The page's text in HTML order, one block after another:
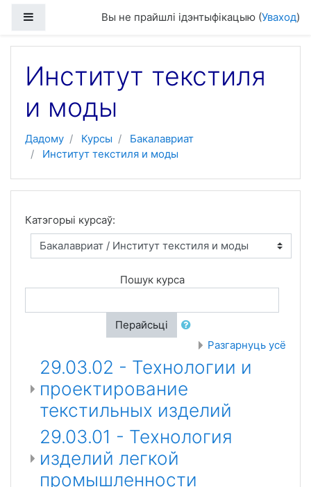
Бакавая панэльВы не прайшлі ідэнтыфікацыю (Уваход)
Институт текстиля
и моды
Дадому Курсы
Бакалавриат
Институт текстиля и моды
Катэгорыі курсаў:
Пошук курса
Перайсьці
Разгарнуць усё
29.03.02 - Технологии и
проектирование
текстильных изделий
29.03.01 - Технология
изделий легкой
промышленности